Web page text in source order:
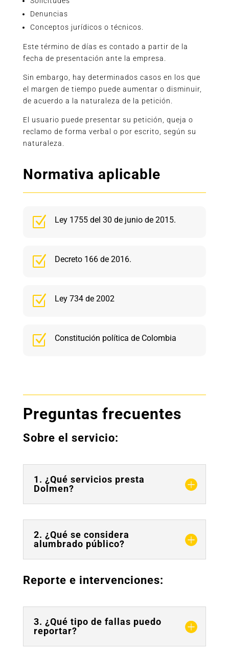
Denuncias
Conceptos jurídicos o técnicos.
Este término de días es contado a partir de la
fecha de presentación ante la empresa.
Sin embargo, hay determinados casos en los que
el margen de tiempo puede aumentar o disminuir,
de acuerdo a la naturaleza de la petición.
El usuario puede presentar su petición, queja o
reclamo de forma verbal o por escrito, según su
naturaleza.
Normativa aplicable
Z Ley 1755 del 30 de junio de 2015.
Z Decreto 166 de 2016.
Z Ley 734 de 2002
Z Constitución política de Colombia
Preguntas frecuentes
Sobre el servicio:
1. ¿Qué servicios presta
Dolmen?
2. ¿Qué se considera
alumbrado público?
Reporte e intervenciones:
3. ¿Qué tipo de fallas puedo
reportar?